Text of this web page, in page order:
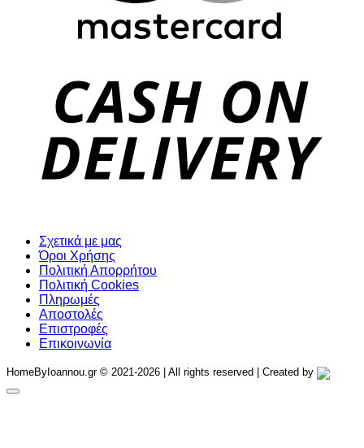
Σχετικά με μας
Όροι Χρήσης
Πολιτική Απορρήτου
Πολιτική Cookies
Πληρωμές
Αποστολές
Επιστροφές
Επικοινωνία
HomeByIoannou.gr © 2021-2026 | All rights reserved | Created by